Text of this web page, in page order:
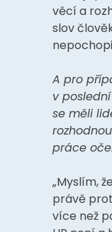
věcí a
slov
A pro
v
se měli
práce
„Myslím,
právě
více než